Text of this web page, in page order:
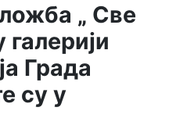
„ Све
галерији
Града
су у